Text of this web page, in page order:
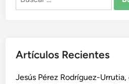
Artículos Recientes
Jesús Pérez Rodríguez-